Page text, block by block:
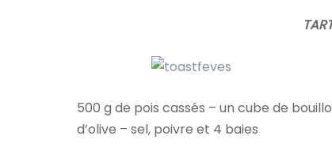
500 g de pois cassés – un cube de
d’olive – sel, poivre et 4 baies